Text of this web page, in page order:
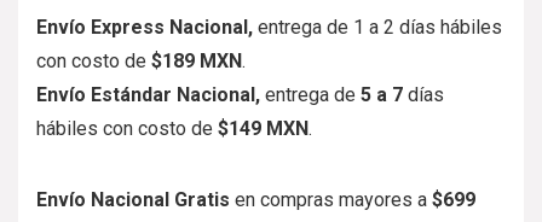
Envío Express Nacional, entrega de 1 a 2 días hábiles
con costo de $189 MXN.
Envío Estándar Nacional, entrega de 5 a 7 días
hábiles con costo de $149 MXN.
Envío Nacional Gratis en compras mayores a $699